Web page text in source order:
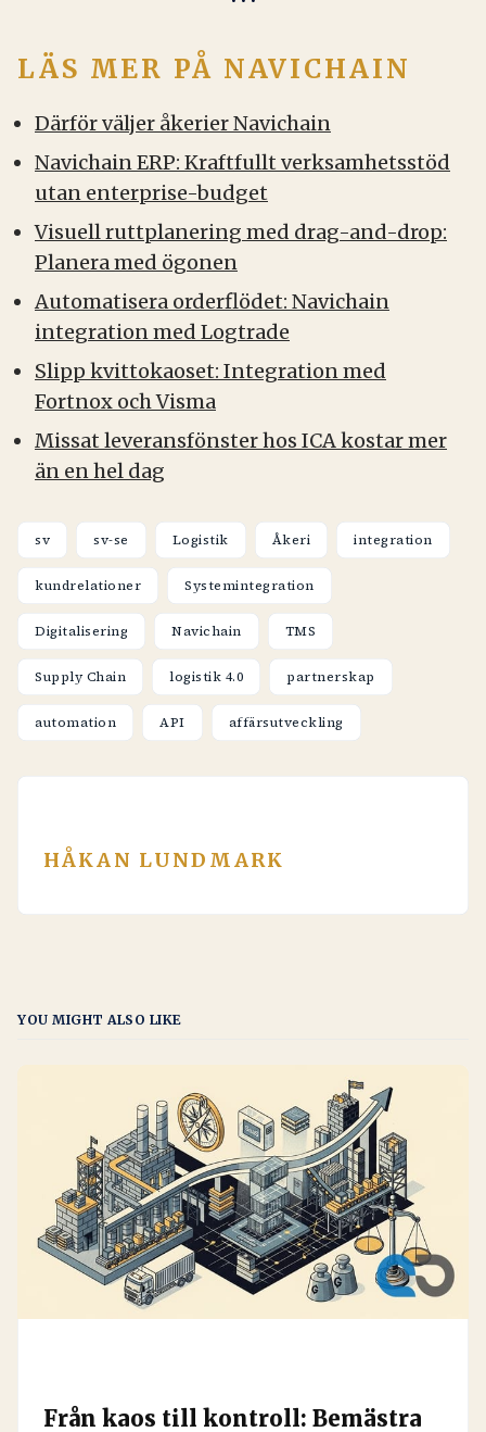
LÄS MER PÅ NAVICHAIN
Därför väljer åkerier Navichain
Navichain ERP: Kraftfullt verksamhetsstöd
utan enterprise-budget
Visuell ruttplanering med drag-and-drop:
Planera med ögonen
Automatisera orderflödet: Navichain
integration med Logtrade
Slipp kvittokaoset: Integration med
Fortnox och Visma
Missat leveransfönster hos ICA kostar mer
än en hel dag
sv sv-se Logistik Åkeri integration
kundrelationer Systemintegration
Digitalisering Navichain TMS
Supply Chain logistik 4.0 partnerskap
automation API affärsutveckling
HÅKAN LUNDMARK
YOU MIGHT ALSO LIKE
Från kaos till kontroll: Bemästra